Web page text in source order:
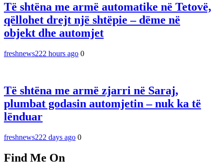
Të shtëna me armë automatike në Tetovë,
qëllohet drejt një shtëpie – dëme në
objekt dhe automjet
freshnews222 hours ago 0
Të shtëna me armë zjarri në Saraj,
plumbat godasin automjetin – nuk ka të
lënduar
freshnews222 days ago 0
Find Me On